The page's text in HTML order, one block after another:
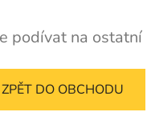
podívat na
ZPĚT DO OBCHODU